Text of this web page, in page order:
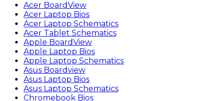
Acer BoardView
Acer Laptop Bios
Acer Laptop Schematics
Acer Tablet Schematics
Apple BoardView
Apple Laptop Bios
Apple Laptop Schematics
Asus Boardview
Asus Laptop Bios
Asus Laptop Schematics
Chromebook Bios